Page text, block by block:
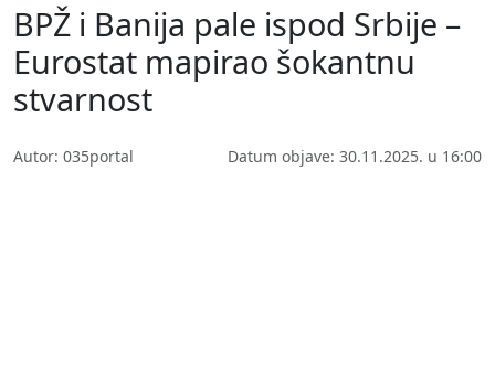
BPŽ i Banija pale ispod Srbije –
Eurostat mapirao šokantnu
stvarnost
Autor: 035portal Datum objave: 30.11.2025. u 16:00